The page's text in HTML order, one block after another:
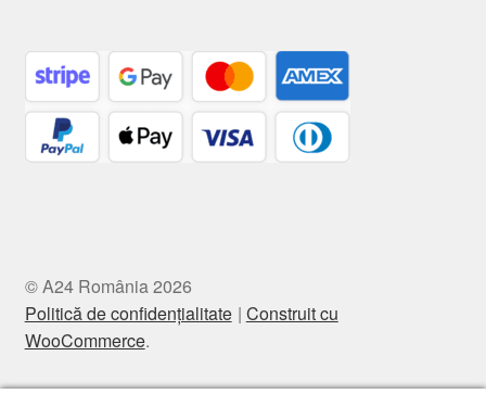
© A24 România 2026
Politică de confidențialitate Construit cu
WooCommerce.